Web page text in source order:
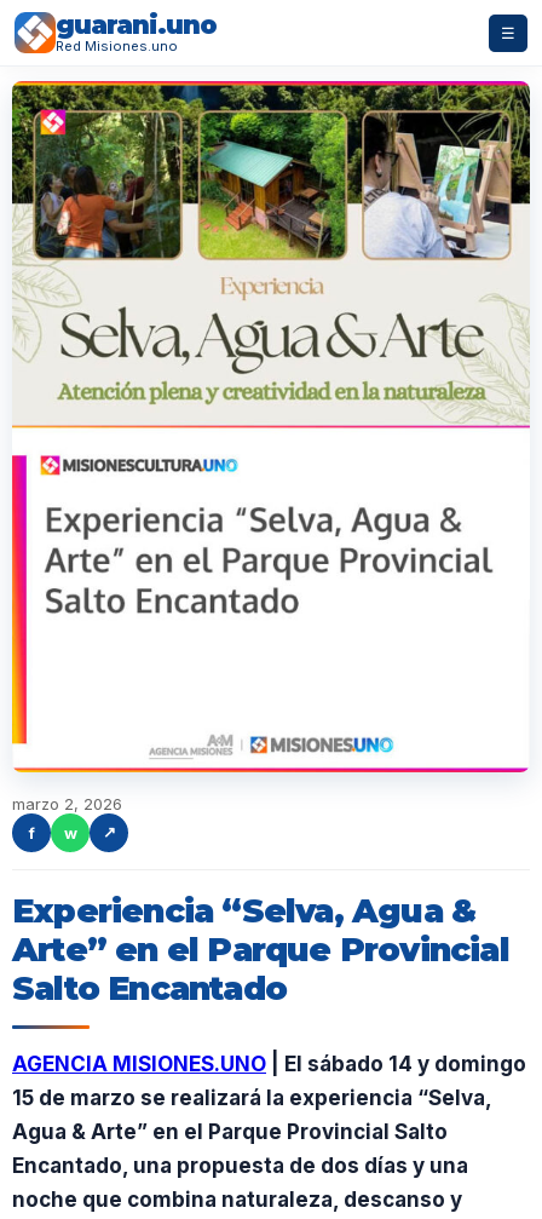
guarani.uno
Red Misiones.uno
☰
marzo 2, 2026
f
w ↗
Experiencia “Selva, Agua &
Arte” en el Parque Provincial
Salto Encantado
AGENCIA MISIONES.UNO | El sábado 14 y domingo
15 de marzo se realizará la experiencia “Selva,
Agua & Arte” en el Parque Provincial Salto
Encantado, una propuesta de dos días y una
noche que combina naturaleza, descanso y